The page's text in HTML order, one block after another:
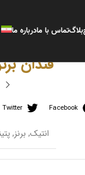
بلاگتماس با مادرباره ما
قندان
Facebook
Twitter
انتیک, برنز,